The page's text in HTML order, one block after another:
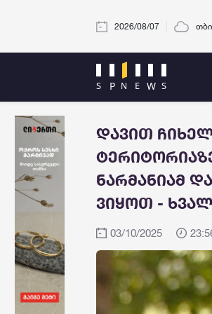
2026/08/07
დავით
ნარმანიამ
ვიყოთ -
03/10/2025